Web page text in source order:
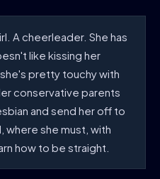
A cheerleader. She has
like kissing her
pretty touchy with
conservative parents
and send her off to
where she must, with
how to be straight.